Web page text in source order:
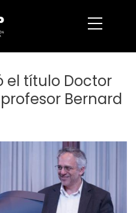
el título Doctor
Bernard